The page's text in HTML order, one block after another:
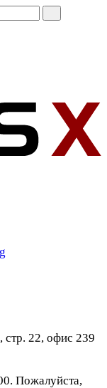
стр. 22, офис 239
Пожалуйста,